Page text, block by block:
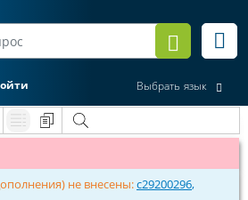
Выбрать язык
не внесены:c29200296,